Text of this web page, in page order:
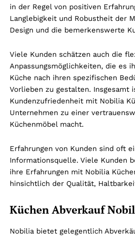
in der Regel von positiven
Langlebigkeit und Robustheit der
Design und die bemerkenswerte
Viele Kunden schätzen auch die
Anpassungsmöglichkeiten, die es
Küche nach ihren spezifischen
Vorlieben zu gestalten. Insgesamt
Kundenzufriedenheit mit Nobilia
Unternehmen zu einer
Küchenmöbel macht.
Erfahrungen von Kunden sind oft
Informationsquelle. Viele Kunden
ihre Erfahrungen mit Nobilia
hinsichtlich der Qualität,
Küchen Abverkauf
Nobilia bietet gelegentlich